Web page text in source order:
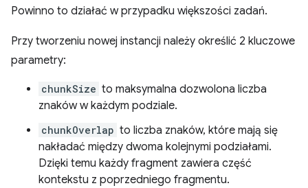
Powinno to działać w przypadku większości zadań.
Przy tworzeniu nowej instancji należy określić 2 kluczowe
parametry:
chunkSize to maksymalna dozwolona liczba
znaków w każdym podziale.
chunkOverlap to liczba znaków, które mają się
nakładać między dwoma kolejnymi podziałami.
Dzięki temu każdy fragment zawiera część
kontekstu z poprzedniego fragmentu.